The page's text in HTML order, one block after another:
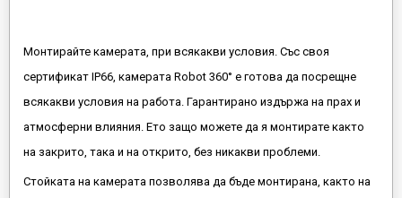
Монтирайте камерата, при всякакви условия. Със своя
сертификат IP66, камерата Robot 360° е готова да посрещне
всякакви условия на работа. Гарантирано издържа на прах и
атмосферни влияния. Ето защо можете да я монтирате както
на закрито, така и на открито, без никакви проблеми.
Стойката на камерата позволява да бъде монтирана, както на